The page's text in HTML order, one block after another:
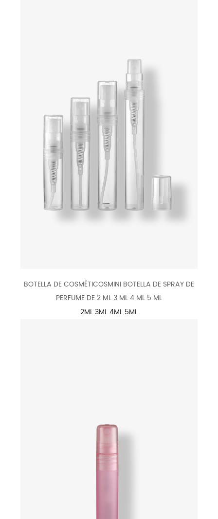
BOTELLA DE COSMÉTICOSMINI BOTELLA DE SPRAY DE
PERFUME DE 2 ML 3 ML 4 ML 5 ML
2ML 3ML 4ML 5ML